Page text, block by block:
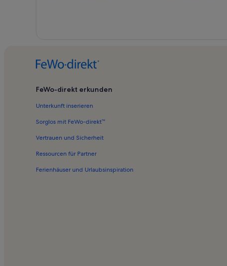
FeWo-direkt erkunden
Unterkunft inserieren
Sorglos mit FeWo-direkt™
Vertrauen und Sicherheit
Ressourcen für Partner
Ferienhäuser und Urlaubsinspiration